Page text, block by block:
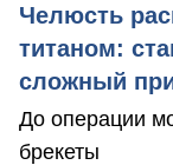
Челюсть
титаном:
сложный
До операции
брекеты